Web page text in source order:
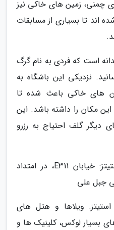
چمنی، زمین های خاکی نیز
تا بسیاری از مسابقات
است که فردی به نام گرگ
نزدیکی این باشگاه به
های خاکی باعث شده تا
مکان را داشته باشد. این
دیگر گلف احتیاج به رزرو
آدرس باشگاه جمیرا گلف استیتز: خیابان E311، در امتداد
جبل علی
استیتز: ویلاها و هتل های
بسیار لوکس، کلینیک ها و